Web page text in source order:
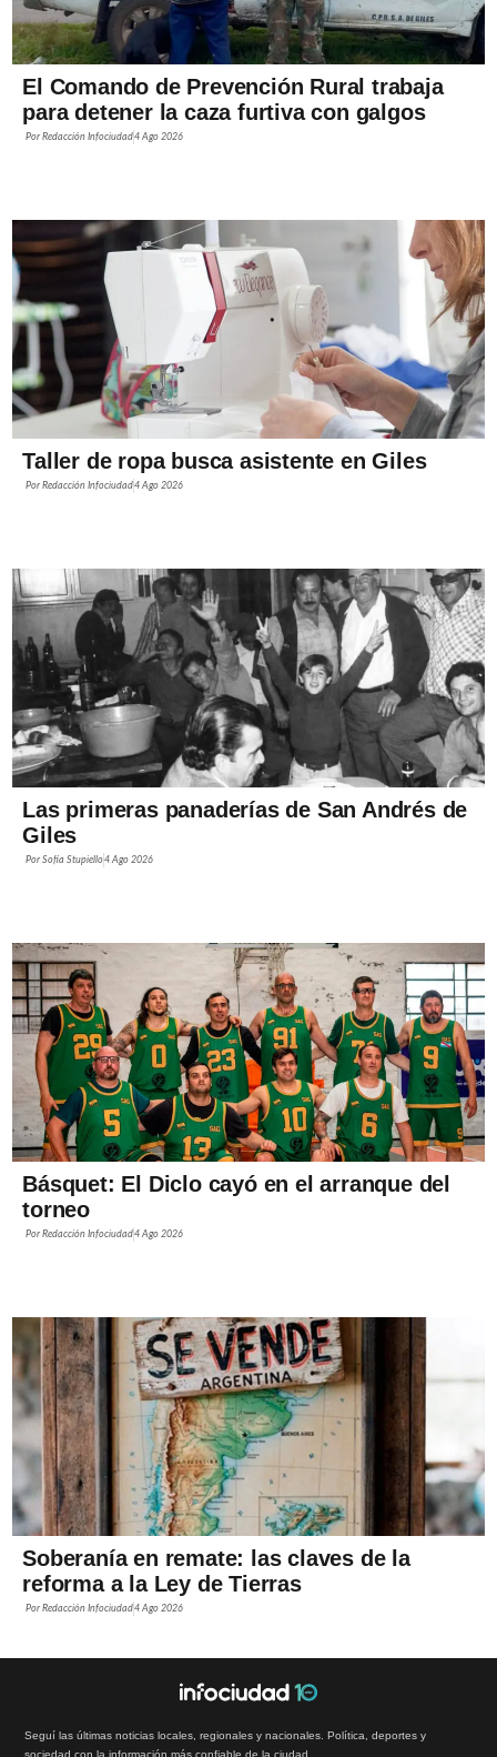
El Comando de Prevención Rural trabaja
para detener la caza furtiva con galgos
PorRedacción Infociudad4 Ago 2026
Taller de ropa busca asistente en Giles
PorRedacción Infociudad4 Ago 2026
Las primeras panaderías de San Andrés de
Giles
PorSofía Stupiello4 Ago 2026
Básquet: El Diclo cayó en el arranque del
torneo
PorRedacción Infociudad4 Ago 2026
Soberanía en remate: las claves de la
reforma a la Ley de Tierras
PorRedacción Infociudad4 Ago 2026
Seguí las últimas noticias locales, regionales y nacionales. Política, deportes y
sociedad con la información más confiable de la ciudad.